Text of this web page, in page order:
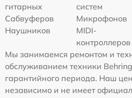
гитарных
систем
Сабвуферов
Микрофонов
Наушников
MIDI-
контроллеров
Мы занимаемся ремонтом и
обслуживанием техники
гарантийного периода. Наш
независимо и не имеет